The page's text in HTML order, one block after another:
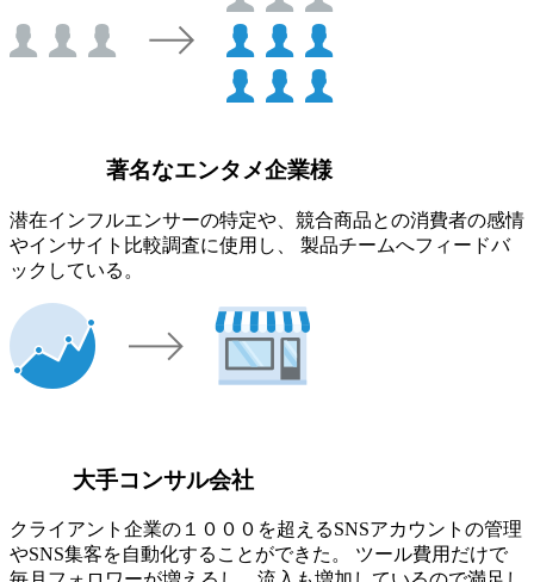
著名なエンタメ企業様
潜在インフルエンサーの特定や、競合商品との消費者の感情
やインサイト比較調査に使用し、 製品チームへフィードバ
ックしている。
大手コンサル会社
クライアント企業の１０００を超えるSNSアカウントの管理
やSNS集客を自動化することができた。 ツール費用だけで